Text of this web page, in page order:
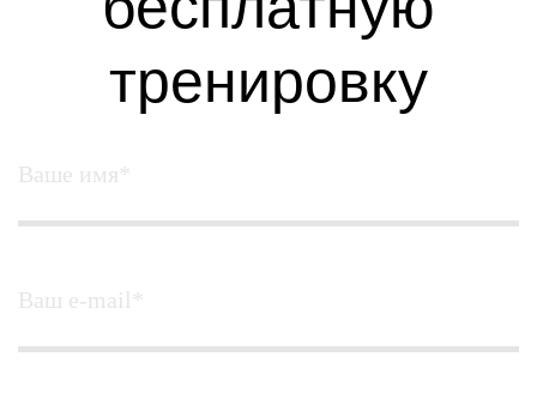
тренировку
Ваше имя*
Ваш e-mail*